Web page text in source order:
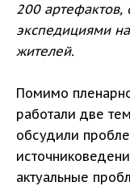
200
экспедициями
жителей.
Помимо
работали две
обсудили
актуальные